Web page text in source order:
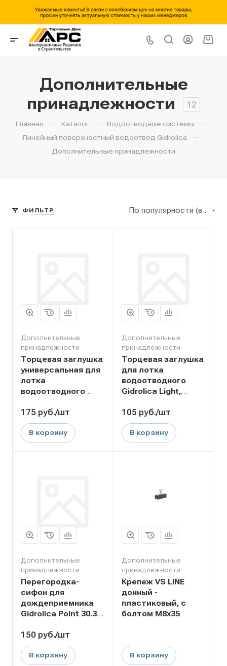
Дополнительные
принадлежности
12
Главная — Каталог — Водоотводные системы —
Линейный поверхностный водоотвод Gidrolica —
Дополнительные принадлежности
ФИЛЬТР По популярности (возрастание)
Дополнительные
принадлежности
Торцевая заглушка
универсальная для
лотка
водоотводного
Standart/Standart
Plus DN100,
пластиковая
175 руб./шт
В корзину
Дополнительные
принадлежности
Торцевая заглушка
для лотка
водоотводного
Gidrolica Light,
105 руб./шт
В корзину
Дополнительные
принадлежности
Перегородка-
сифон для
дождеприемника
Gidrolica Point 30.30
150 руб./шт
В корзину
Дополнительные
принадлежности
Крепеж VS LINE
донный -
пластиковый, с
болтом М8х35
В корзину